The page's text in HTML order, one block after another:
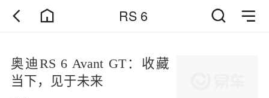
RS 6
奥迪RS 6 Avant GT：收藏
当下，见于未来